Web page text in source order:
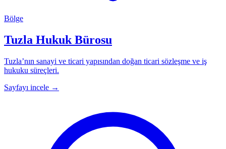
Bölge
Tuzla Hukuk Bürosu
Tuzla’nın sanayi ve ticari yapısından doğan ticari sözleşme ve iş
hukuku süreçleri.
Sayfayı incele →